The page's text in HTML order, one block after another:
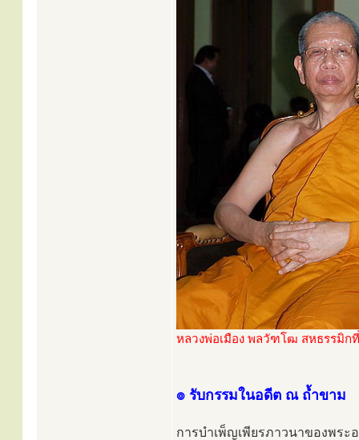
หลวงพ่อเมือง พลวัฑโฒ สหธรรมิ
๏ รับกรรมในอดีต ณ ถ้ำขาม
การบำเพ็ญเพียรภาวนาของพร